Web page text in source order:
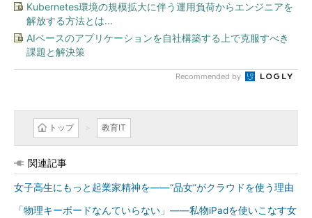
Kubernetes環境の規模拡大に伴う運用負荷からエンジニアを
解放する方法とは...
AIベースのアプリケーションを自社構築する上で克服すべき
課題と解決策
Recommended by
トップ 教育IT
関連記事
女子高生にもっと起業家精神を――“品女”がクラウドを使う理由
「物理キーボードなんていらない」――私物iPadを使いこなす女